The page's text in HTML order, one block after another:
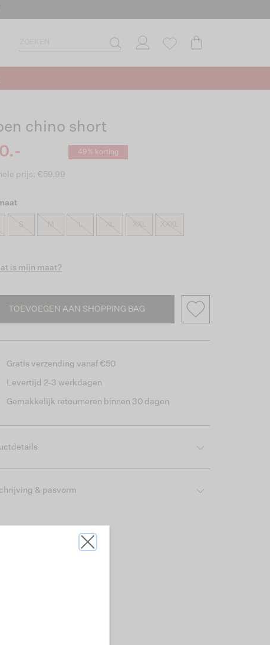
chino short
49% korting
prijs: €59.99
M XL XXL XXXL
is mijn maat?
TOEVOEGEN AAN SHOPPING BAG
Gratis verzending vanaf €50
Levertijd 2-3 werkdagen
Gemakkelijk retourneren binnen 30 dagen
& pasvorm